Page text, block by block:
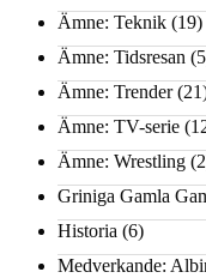
Ämne: Teknik (19)
Ämne: Tidsresan
Ämne: Trender
Ämne: TV-serie
Ämne: Wrestling
Griniga Gamla
Historia (6)
Medverkande: